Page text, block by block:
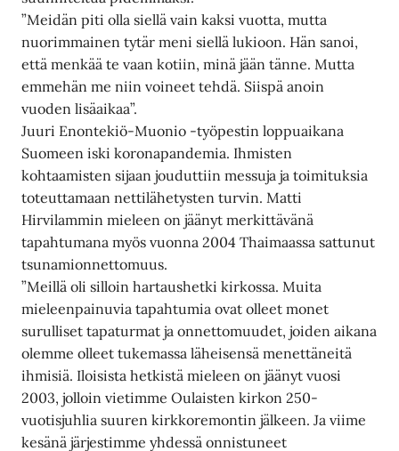
”Meidän piti olla siellä vain kaksi vuotta, mutta
nuorimmainen tytär meni siellä lukioon. Hän sanoi,
että menkää te vaan kotiin, minä jään tänne. Mutta
emmehän me niin voineet tehdä. Siispä anoin
vuoden lisäaikaa”.
Juuri Enontekiö-Muonio -työpestin loppuaikana
Suomeen iski koronapandemia. Ihmisten
kohtaamisten sijaan jouduttiin messuja ja toimituksia
toteuttamaan nettilähetysten turvin. Matti
Hirvilammin mieleen on jäänyt merkittävänä
tapahtumana myös vuonna 2004 Thaimaassa sattunut
tsunamionnettomuus.
”Meillä oli silloin hartaushetki kirkossa. Muita
mieleenpainuvia tapahtumia ovat olleet monet
surulliset tapaturmat ja onnettomuudet, joiden aikana
olemme olleet tukemassa läheisensä menettäneitä
ihmisiä. Iloisista hetkistä mieleen on jäänyt vuosi
2003, jolloin vietimme Oulaisten kirkon 250-
vuotisjuhlia suuren kirkkoremontin jälkeen. Ja viime
kesänä järjestimme yhdessä onnistuneet